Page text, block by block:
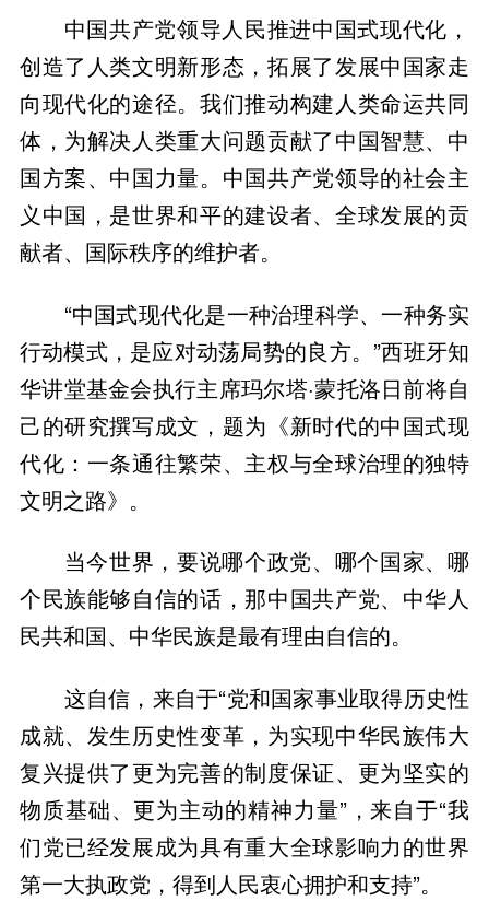
中国共产党领导人民推进中国式现代化，
创造了人类文明新形态，拓展了发展中国家走
向现代化的途径。我们推动构建人类命运共同
体，为解决人类重大问题贡献了中国智慧、中
国方案、中国力量。中国共产党领导的社会主
义中国，是世界和平的建设者、全球发展的贡
献者、国际秩序的维护者。
“中国式现代化是一种治理科学、一种务实
行动模式，是应对动荡局势的良方。”西班牙知
华讲堂基金会执行主席玛尔塔·蒙托洛日前将自
己的研究撰写成文，题为《新时代的中国式现
代化：一条通往繁荣、主权与全球治理的独特
文明之路》。
当今世界，要说哪个政党、哪个国家、哪
个民族能够自信的话，那中国共产党、中华人
民共和国、中华民族是最有理由自信的。
这自信，来自于“党和国家事业取得历史性
成就、发生历史性变革，为实现中华民族伟大
复兴提供了更为完善的制度保证、更为坚实的
物质基础、更为主动的精神力量”，来自于“我
们党已经发展成为具有重大全球影响力的世界
第一大执政党，得到人民衷心拥护和支持”。